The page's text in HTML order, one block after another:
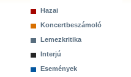
Hazai
Koncertbeszámoló
Lemezkritika
Interjú
Események